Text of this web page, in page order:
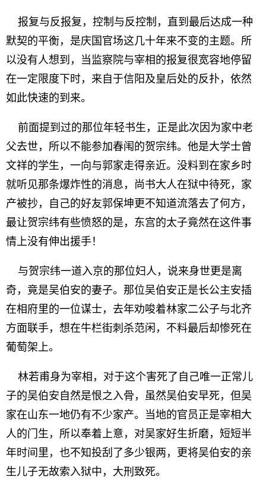
报复与反报复，控制与反控制，直到最后达成一种
默契的平衡，是庆国官场这几十年来不变的主题。所
以没有人想到，当监察院与宰相的报复很宽容地停留
在一定限度下时，来自于信阳及皇后处的反扑，依然
如此快速的到来。
前面提到过的那位年轻书生，正是此次因为家中老
父去世，所以不能参加春闱的贺宗纬。他是大学士曾
文祥的学生，一向与郭家走得亲近。没料到在家乡时
就听见那条爆炸性的消息，尚书大人在狱中待死，家
产被抄，自己的好友郭保坤更不知道流落去了何方，
最让贺宗纬有些愤怒的是，东宫的太子竟然在这件事
情上没有伸出援手！
与贺宗纬一道入京的那位妇人，说来身世更是离
奇，竟是吴伯安的妻子。那位吴伯安正是长公主安插
在相府里的一位谋士，去年劝唆着林家二公子与北齐
方面联手，想在牛栏街刺杀范闲，不料最后却惨死在
葡萄架上。
林若甫身为宰相，对于这个害死了自己唯一正常儿
子的吴伯安自然是恨之入骨，虽然吴伯安早死，但吴
家在山东一地仍有不少家产。当地的官员正是宰相大
人的门生，所以奉着上意，对吴家好生折磨，短短半
年时间里，也不知投刮了多少银两，更将吴伯安的亲
生儿子无故索入狱中，大刑致死。